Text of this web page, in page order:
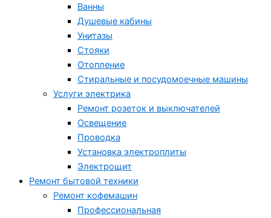
Ванны
Душевые кабины
Унитазы
Стояки
Отопление
Стиральные и посудомоечные машины
Услуги электрика
Ремонт розеток и выключателей
Освещение
Проводка
Установка электроплиты
Электрощит
Ремонт бытовой техники
Ремонт кофемашин
Профессиональная